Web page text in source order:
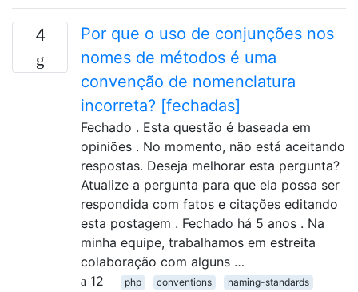
4
Por que o uso de conjunções nos
nomes de métodos é uma
convenção de nomenclatura
incorreta? [fechadas]
Fechado . Esta questão é baseada em
opiniões . No momento, não está aceitando
respostas. Deseja melhorar esta pergunta?
Atualize a pergunta para que ela possa ser
respondida com fatos e citações editando
esta postagem . Fechado há 5 anos . Na
minha equipe, trabalhamos em estreita
colaboração com alguns …
12
php conventions naming-standards